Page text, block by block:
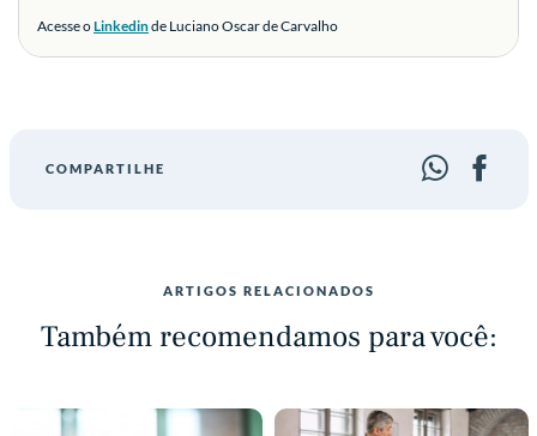
Acesse oLinkedinde Luciano Oscar de Carvalho
COMPARTILHE
ARTIGOS RELACIONADOS
Também recomendamos para você: